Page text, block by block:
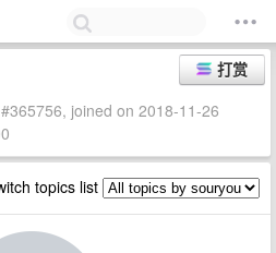
打赏
joined on 2018-11-26
topics list